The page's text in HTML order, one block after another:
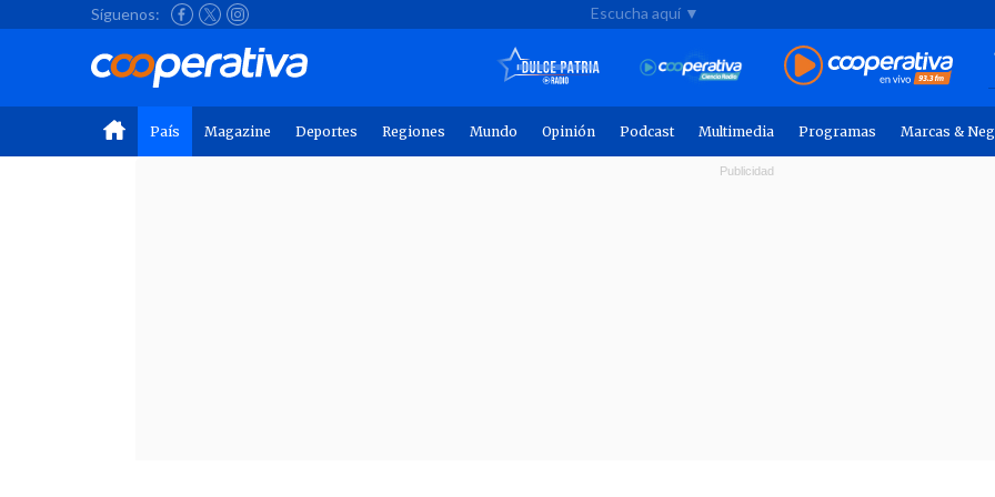
Síguenos: Escucha aquí ▼
País Magazine Deportes Regiones Mundo Opinión Podcast Multimedia Programas Marcas &